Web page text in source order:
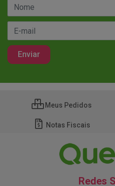
Meus Pedidos
Notas Fiscais
Redes